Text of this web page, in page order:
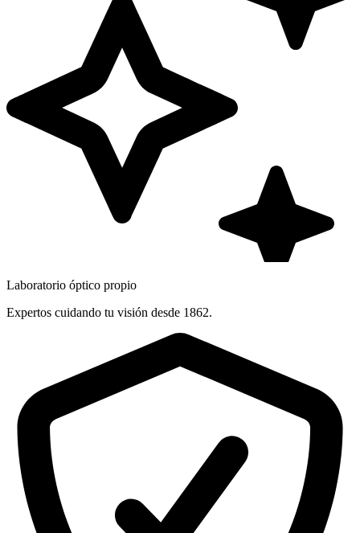
Laboratorio óptico propio
Expertos cuidando tu visión desde 1862.